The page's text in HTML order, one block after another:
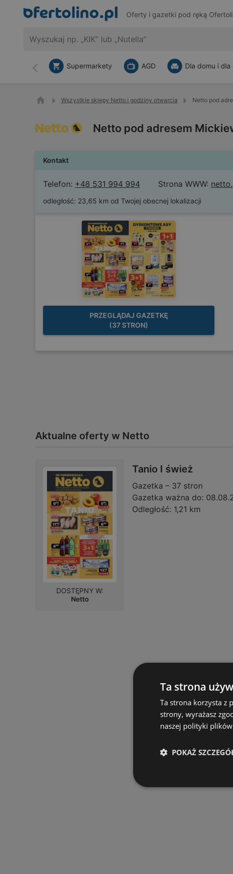
Oferty i gazetki pod ręką
Wstecz
Supermarkety AGD Dla domu i dla
Wszystkie sklepy Netto i godziny otwarcia Netto pod
Netto pod adresem
Kontakt
Telefon: +48 531 994 994 Strona WWW:
odległość: 23,65 km od Twojej obecnej lokalizacji
PRZEGLĄDAJ GAZETKĘ
(37 STRON)
Aktualne oferty w Netto
Tanio I śwież
Gazetka – 37 stron
Gazetka ważna do:
Odległość: 1,21 km
DOSTĘPNY W:
Netto
Ta strona
Ta strona korzysta z
strony, wyrażasz
naszej polityki
POKAŻ